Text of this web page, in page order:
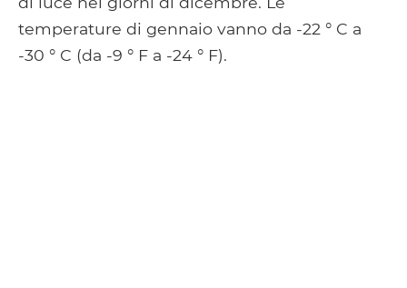
temperature di gennaio vanno da -22 ° C a
-30 ° C (da -9 ° F a -24 ° F).